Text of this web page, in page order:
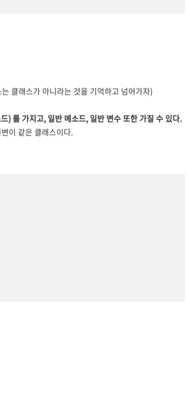
클래스가 아니라는 것을 기억하고 넘어가자)
)를 가지고, 일반 메소드, 일반 변수 또한 가질 수 있다.
이 같은 클래스이다.